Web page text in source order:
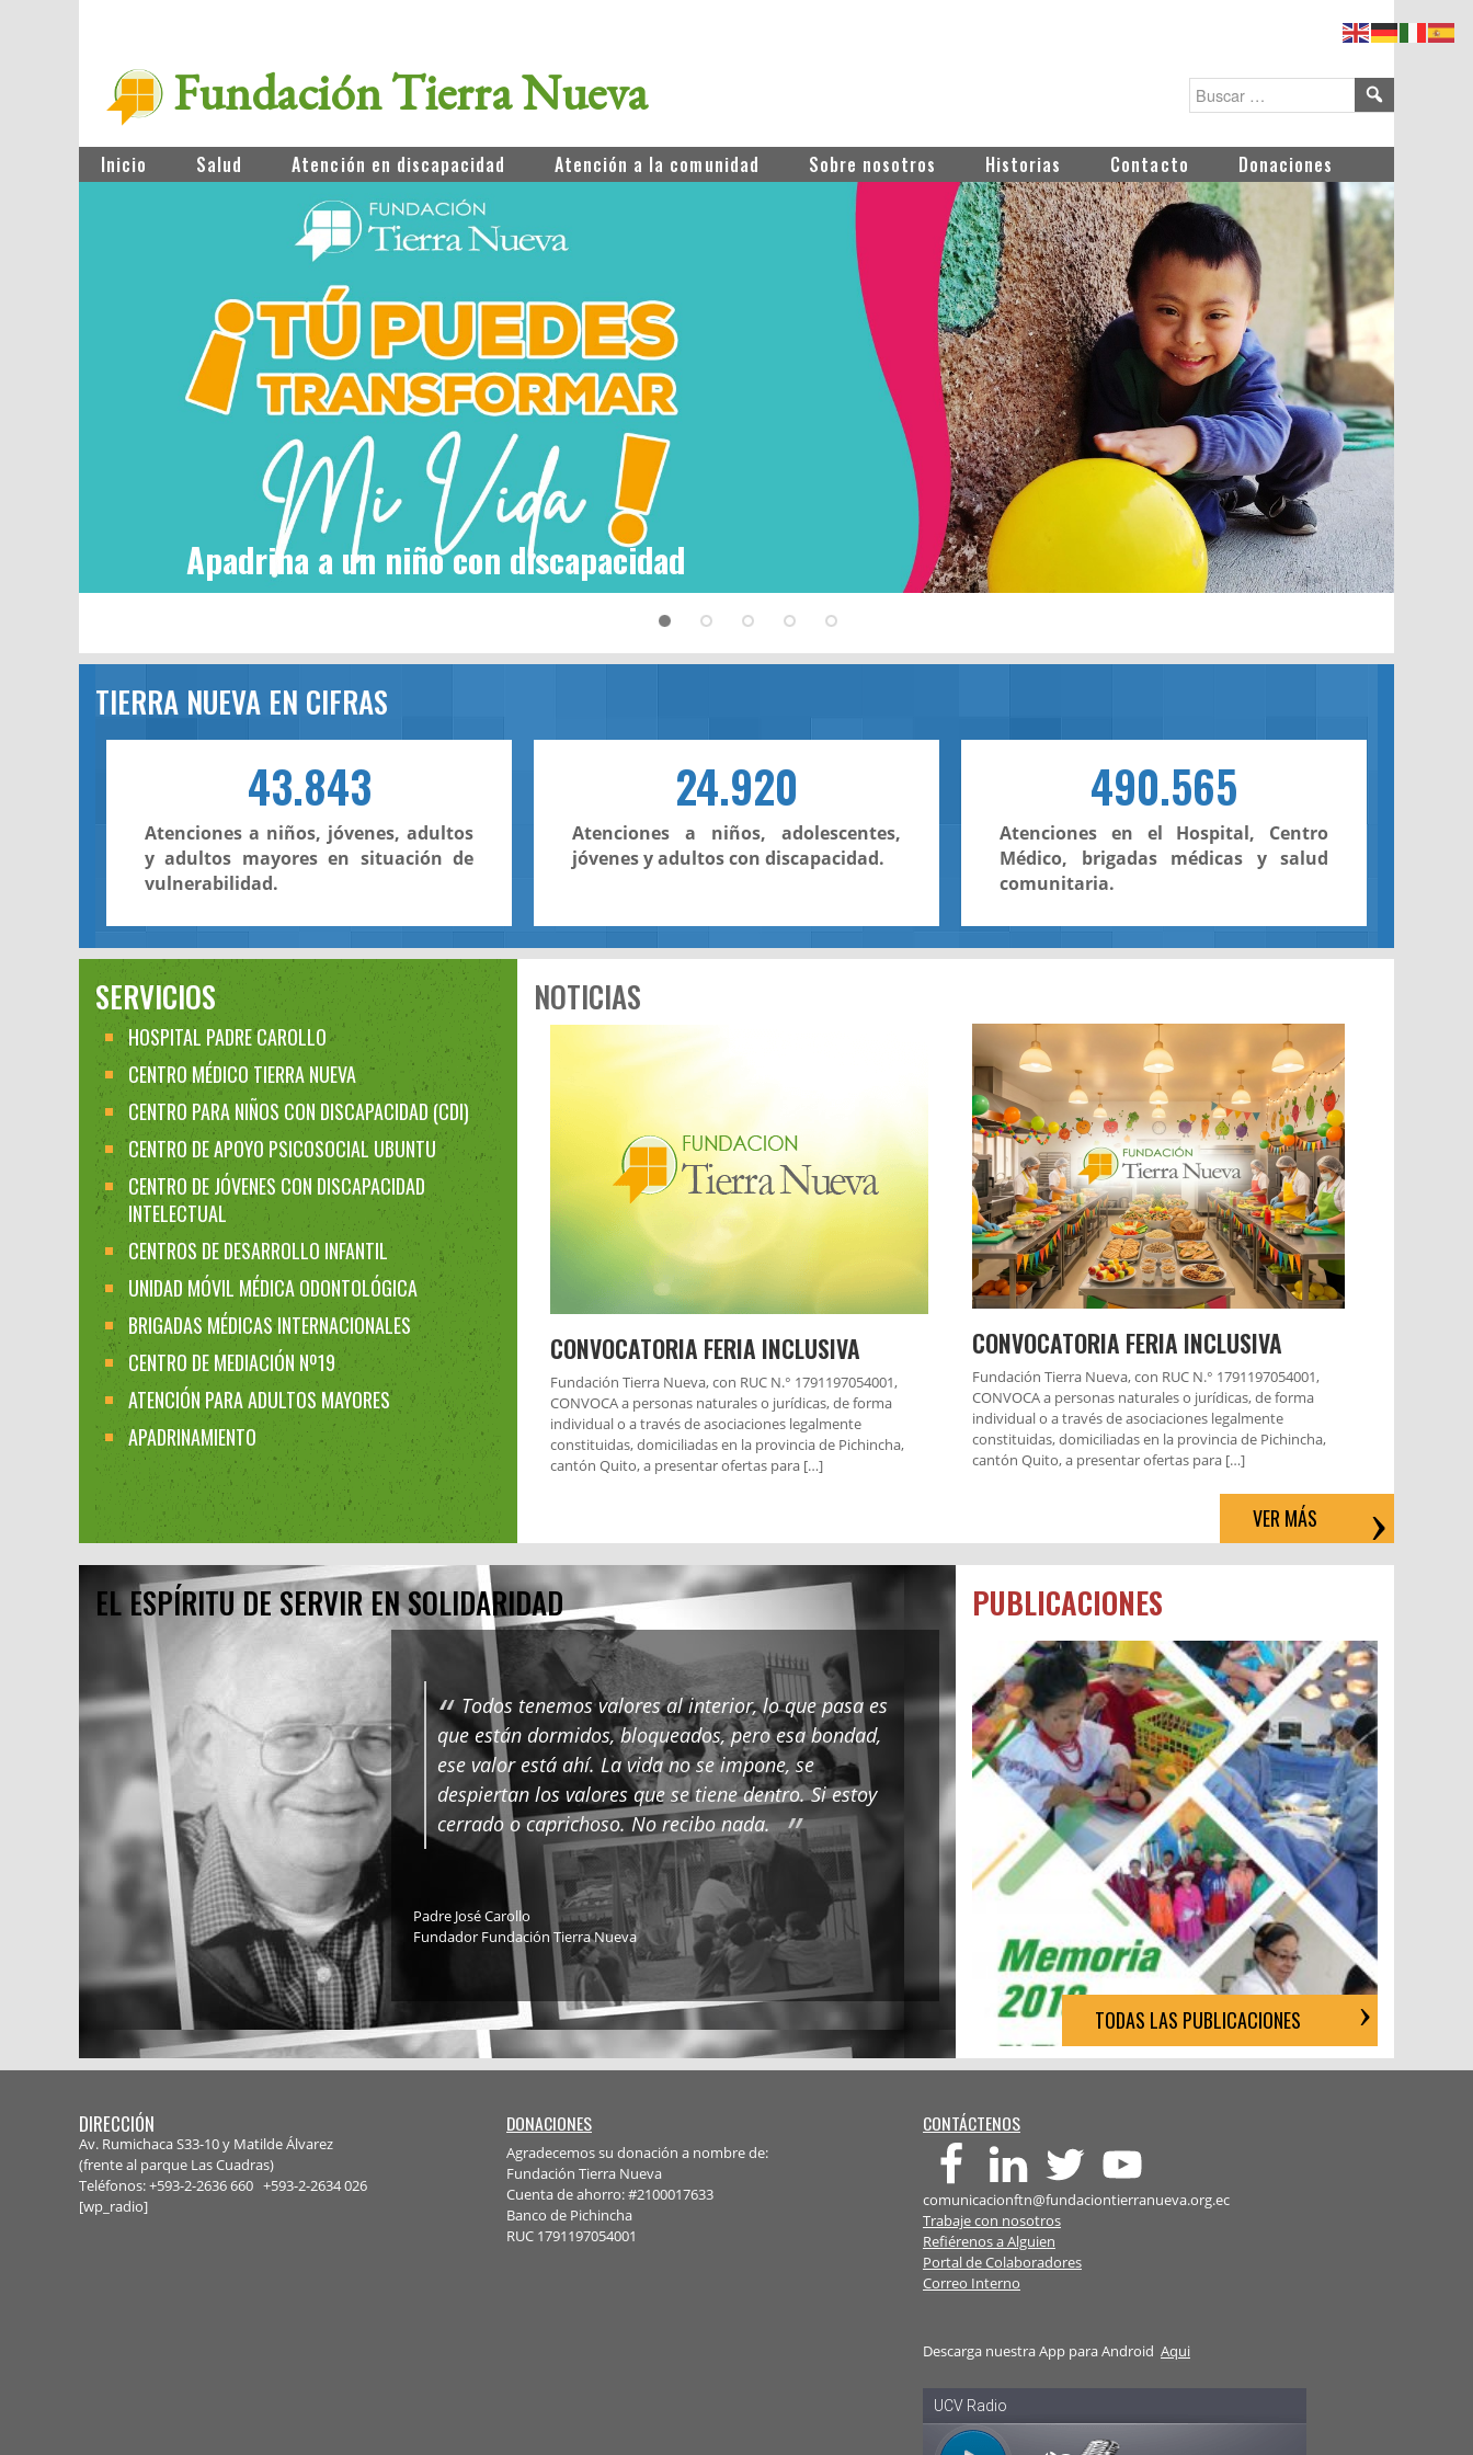
Fundación Tierra Nueva
Inicio Salud Atención en discapacidad Atención a la comunidad Sobre nosotros Historias Contacto Donaciones
Apadrina a un niño con discapacidad
TIERRA NUEVA EN CIFRAS
43.843
Atenciones a niños, jóvenes, adultos
y adultos mayores en situación de
vulnerabilidad.
24.920
Atenciones a niños, adolescentes,
jóvenes y adultos con discapacidad.
490.565
Atenciones en el Hospital, Centro
Médico, brigadas médicas y salud
comunitaria.
SERVICIOS
HOSPITAL PADRE CAROLLO
CENTRO MÉDICO TIERRA NUEVA
CENTRO PARA NIÑOS CON DISCAPACIDAD (CDI)
CENTRO DE APOYO PSICOSOCIAL UBUNTU
CENTRO DE JÓVENES CON DISCAPACIDAD
INTELECTUAL
CENTROS DE DESARROLLO INFANTIL
UNIDAD MÓVIL MÉDICA ODONTOLÓGICA
BRIGADAS MÉDICAS INTERNACIONALES
CENTRO DE MEDIACIÓN Nº19
ATENCIÓN PARA ADULTOS MAYORES
APADRINAMIENTO
NOTICIAS
CONVOCATORIA FERIA INCLUSIVA
Fundación Tierra Nueva, con RUC N.° 1791197054001,
CONVOCA a personas naturales o jurídicas, de forma
individual o a través de asociaciones legalmente
constituidas, domiciliadas en la provincia de Pichincha,
cantón Quito, a presentar ofertas para […]
CONVOCATORIA FERIA INCLUSIVA
Fundación Tierra Nueva, con RUC N.° 1791197054001,
CONVOCA a personas naturales o jurídicas, de forma
individual o a través de asociaciones legalmente
constituidas, domiciliadas en la provincia de Pichincha,
cantón Quito, a presentar ofertas para […]
VER MÁS
EL ESPÍRITU DE SERVIR EN SOLIDARIDAD
Todos tenemos valores al interior, lo que pasa es
que están dormidos, bloqueados, pero esa bondad,
ese valor está ahí. La vida no se impone, se
despiertan los valores que se tiene dentro. Si estoy
cerrado o caprichoso. No recibo nada.
Padre José Carollo
Fundador Fundación Tierra Nueva
PUBLICACIONES
TODAS LAS PUBLICACIONES
DIRECCIÓN
Av. Rumichaca S33-10 y Matilde Álvarez
(frente al parque Las Cuadras)
Teléfonos: +593-2-2636 660 +593-2-2634 026
[wp_radio]
DONACIONES
Agradecemos su donación a nombre de:
Fundación Tierra Nueva
Cuenta de ahorro: #2100017633
Banco de Pichincha
RUC 1791197054001
CONTÁCTENOS
comunicacionftn@fundaciontierranueva.org.ec
Trabaje con nosotros
Refiérenos a Alguien
Portal de Colaboradores
Correo Interno
Descarga nuestra App para Android Aqui